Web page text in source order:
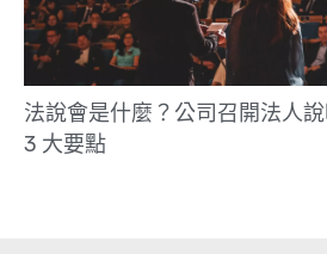
法說會是什麼？公司召開法人
3 大要點